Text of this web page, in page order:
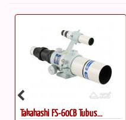
Takahashi FS-60CB Tubus...